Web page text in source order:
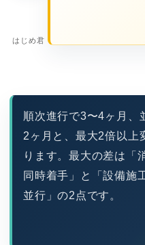
はじめ君
順次進行で3〜4ヶ月、
2ヶ月と、最大2倍以上
ります。最大の差は「
同時着手」と「設備施
並行」の2点です。